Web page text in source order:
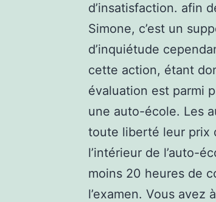
d’insatisfaction. afin
Simone, c’est un
d’inquiétude
cette action, étant
évaluation est parmi
une auto-école. Les
toute liberté leur prix
l’intérieur de l’auto-
moins 20 heures de
l’examen. Vous avez